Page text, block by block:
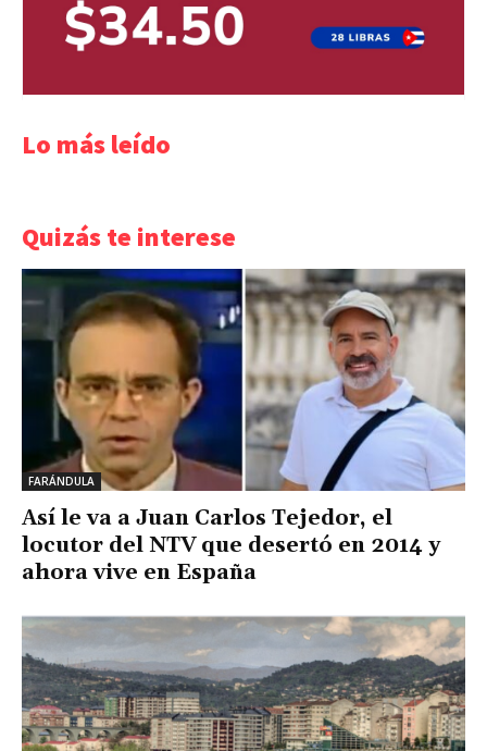
Lo más leído
Quizás te interese
FARÁNDULA
Así le va a Juan Carlos Tejedor, el
locutor del NTV que desertó en 2014 y
ahora vive en España